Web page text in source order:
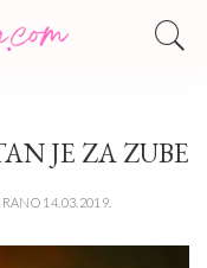
JE ZA ZUBE
14.03.2019.